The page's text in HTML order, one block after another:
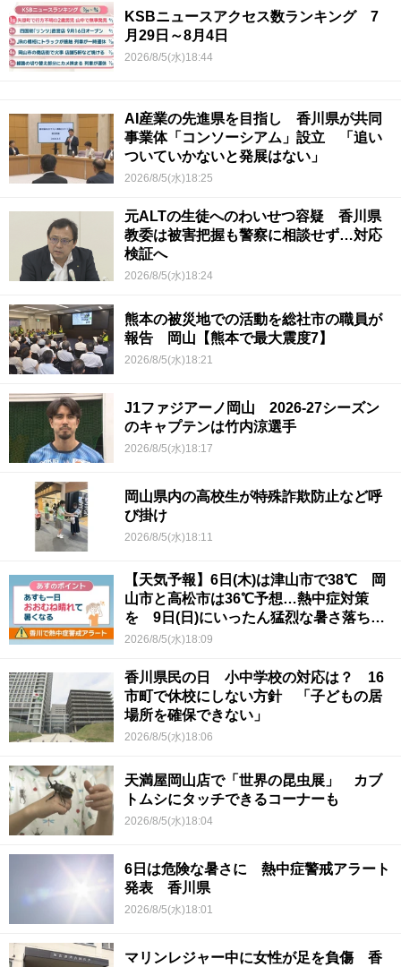
KSBニュースアクセス数ランキング 7
月29日～8月4日
2026/8/5(水)18:44
AI産業の先進県を目指し 香川県が共同
事業体「コンソーシアム」設立 「追い
ついていかないと発展はない」
2026/8/5(水)18:25
元ALTの生徒へのわいせつ容疑 香川県
教委は被害把握も警察に相談せず…対応
検証へ
2026/8/5(水)18:24
熊本の被災地での活動を総社市の職員が
報告 岡山【熊本で最大震度7】
2026/8/5(水)18:21
J1ファジアーノ岡山 2026-27シーズン
のキャプテンは竹内涼選手
2026/8/5(水)18:17
岡山県内の高校生が特殊詐欺防止など呼
び掛け
2026/8/5(水)18:11
【天気予報】6日(木)は津山市で38℃ 岡
山市と高松市は36℃予想…熱中症対策
を 9日(日)にいったん猛烈な暑さ落ち着
くか
2026/8/5(水)18:09
香川県民の日 小中学校の対応は？ 16
市町で休校にしない方針 「子どもの居
場所を確保できない」
2026/8/5(水)18:06
天満屋岡山店で「世界の昆虫展」 カブ
トムシにタッチできるコーナーも
2026/8/5(水)18:04
6日は危険な暑さに 熱中症警戒アラート
発表 香川県
2026/8/5(水)18:01
マリンレジャー中に女性が足を負傷 香